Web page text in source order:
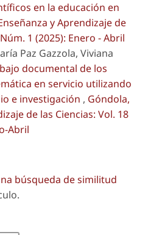
en la educación en
y Aprendizaje de
1 (2025): Enero - Abril
Paz Gazzola, Viviana
documental de los
en servicio utilizando
e investigación , Góndola,
de las Ciencias: Vol. 18
Abril
búsqueda de similitud